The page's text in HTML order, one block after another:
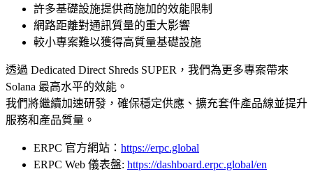
許多基礎設施提供商施加的效能限制
網路距離對通訊質量的重大影響
較小專案難以獲得高質量基礎設施
透過 Dedicated Direct Shreds SUPER，我們為更多專案帶來
Solana 最高水平的效能。
我們將繼續加速研發，確保穩定供應、擴充套件產品線並提升
服務和產品質量。
ERPC 官方網站： https://erpc.global
ERPC Web 儀表盤: https://dashboard.erpc.global/en